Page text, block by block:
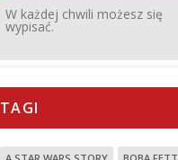
W każdej chwili możesz się
wypisać.
TAGI